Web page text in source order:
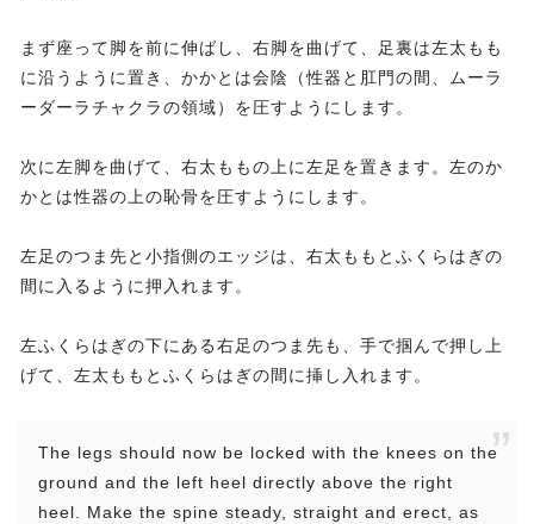
まず座って脚を前に伸ばし、右脚を曲げて、足裏は左太もも
に沿うように置き、かかとは会陰（性器と肛門の間、ムーラ
ーダーラチャクラの領域）を圧すようにします。
次に左脚を曲げて、右太ももの上に左足を置きます。左のか
かとは性器の上の恥骨を圧すようにします。
左足のつま先と小指側のエッジは、右太ももとふくらはぎの
間に入るように押入れます。
左ふくらはぎの下にある右足のつま先も、手で掴んで押し上
げて、左太ももとふくらはぎの間に挿し入れます。
The legs should now be locked with the knees on the
ground and the left heel directly above the right
heel. Make the spine steady, straight and erect, as